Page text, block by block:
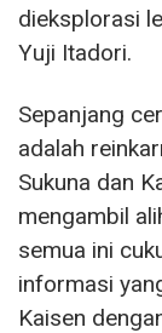
dieksplorasi
Yuji Itadori.
Sepanjang
adalah
Sukuna dan
mengambil
semua ini
informasi
Kaisen